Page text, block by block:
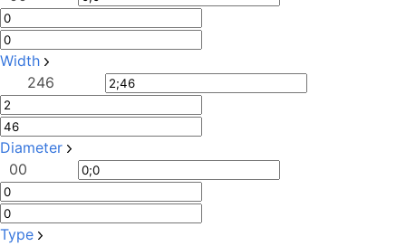
Width
246
Diameter
00
Type